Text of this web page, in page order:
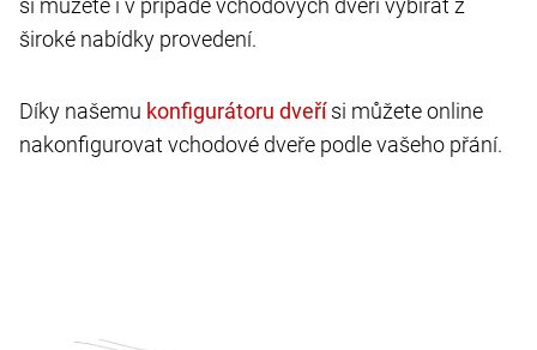
si můžete i v případě vchodových dveří vybírat z
široké nabídky provedení.
Díky našemu
si můžete online
nakonfigurovat vchodové dveře podle vašeho přání.